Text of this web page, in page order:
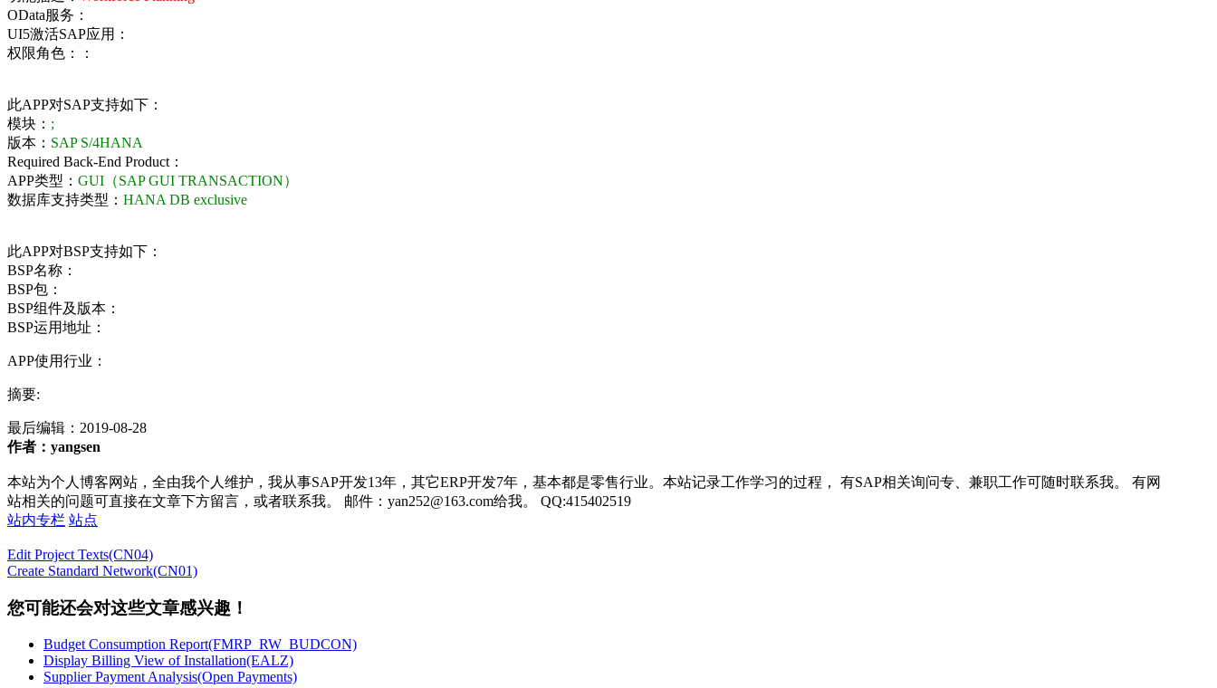
OData服务：
UI5激活SAP应用：
权限角色：：
此APP对SAP支持如下：
模块： ;
版本： SAP S/4HANA
Required Back-End Product：
APP类型： GUI（SAP GUI TRANSACTION）
数据库支持类型： HANA DB exclusive
此APP对BSP支持如下：
BSP名称：
BSP包：
BSP组件及版本：
BSP运用地址：
APP使用行业：
摘要:
最后编辑： 2019-08-28
作者：yangsen
本站为个人博客网站，全由我个人维护，我从事SAP开发13年，其它ERP开发7年，基本都是零售行业。本站记录工作学习的过程， 有SAP相关询问专、兼职工作可随时联系我。 有网
站相关的问题可直接在文章下方留言，或者联系我。 邮件：yan252@163.com给我。 QQ:415402519
站内专栏 站点
Edit Project Texts(CN04)
Create Standard Network(CN01)
您可能还会对这些文章感兴趣！
Budget Consumption Report(FMRP_RW_BUDCON)
Display Billing View of Installation(EALZ)
Supplier Payment Analysis(Open Payments)